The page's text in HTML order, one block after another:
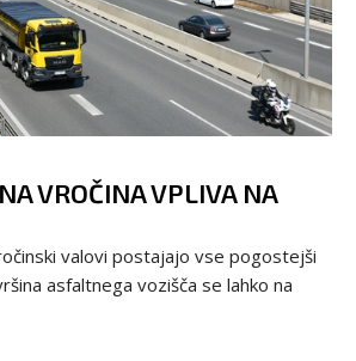
VROČINA VPLIVA NA
valovi postajajo vse pogostejši
asfaltnega vozišča se lahko na